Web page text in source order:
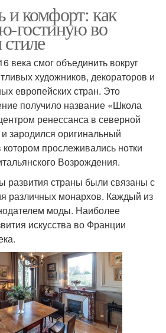
и комфорт: как
гостиную во
века смог объединить вокруг
художников, декораторов и
европейских стран. Это
получило название «Школа
ренессанса в северной
зародился оригинальный
прослеживались нотки
Возрождения.
развития страны были связаны с
различных монархов. Каждый из
моды. Наиболее
искусства во Франции